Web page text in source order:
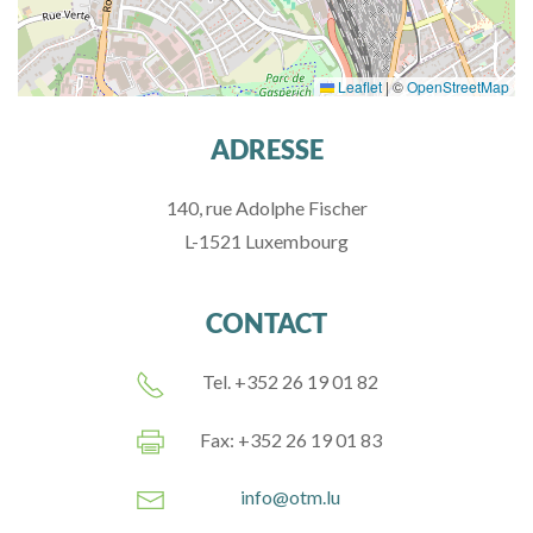
Leaflet |©OpenStreetMap
ADRESSE
140, rue Adolphe Fischer
L-1521 Luxembourg
CONTACT
Tel. +352 26 19 01 82
Fax: +352 26 19 01 83
info@otm.lu